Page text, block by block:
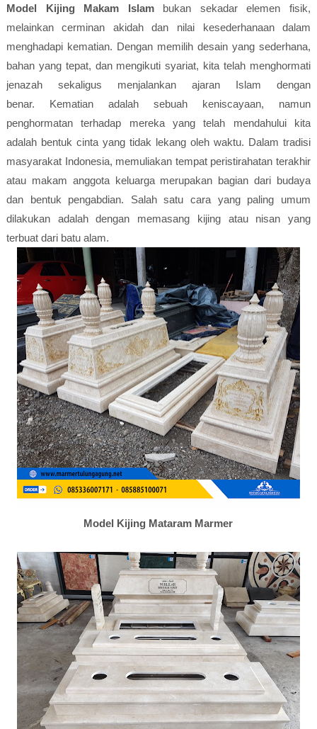
Model Kijing Makam Islambukan sekadar elemen fisik,
melainkan cerminan akidah dan nilai kesederhanaan dalam
menghadapi kematian. Dengan memilih desain yang sederhana,
bahan yang tepat, dan mengikuti syariat, kita telah menghormati
jenazah sekaligus menjalankan ajaran Islam dengan
benar. Kematian adalah sebuah keniscayaan, namun
penghormatan terhadap mereka yang telah mendahului kita
adalah bentuk cinta yang tidak lekang oleh waktu. Dalam tradisi
masyarakat Indonesia, memuliakan tempat peristirahatan terakhir
atau makam anggota keluarga merupakan bagian dari budaya
dan bentuk pengabdian. Salah satu cara yang paling umum
dilakukan adalah dengan memasang kijing atau nisan yang
terbuat dari batu alam.
Model Kijing Mataram Marmer